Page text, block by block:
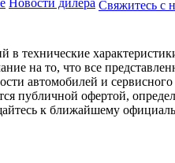
Новости дилера Свяжитесь с
в технические
на то, что все
автомобилей и
публичной офертой,
к ближайшему